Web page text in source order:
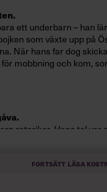
ett underbarn – han
som växte upp på
När hans far dog
mobbning och kom,
retoriker. Hans tal
Fortsätt läsa